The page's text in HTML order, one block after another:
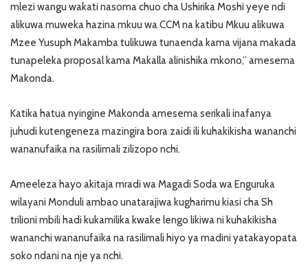
mlezi wangu wakati nasoma chuo cha Ushirika Moshi yeye ndi
alikuwa muweka hazina mkuu wa CCM na katibu Mkuu alikuwa
Mzee Yusuph Makamba tulikuwa tunaenda kama vijana makada
tunapeleka proposal kama Makalla alinishika mkono,” amesema
Makonda.
Katika hatua nyingine Makonda amesema serikali inafanya
juhudi kutengeneza mazingira bora zaidi ili kuhakikisha wananchi
wananufaika na rasilimali zilizopo nchi.
Ameeleza hayo akitaja mradi wa Magadi Soda wa Enguruka
wilayani Monduli ambao unatarajiwa kugharimu kiasi cha Sh
trilioni mbili hadi kukamilika kwake lengo likiwa ni kuhakikisha
wananchi wananufaika na rasilimali hiyo ya madini yatakayopata
soko ndani na nje ya nchi.